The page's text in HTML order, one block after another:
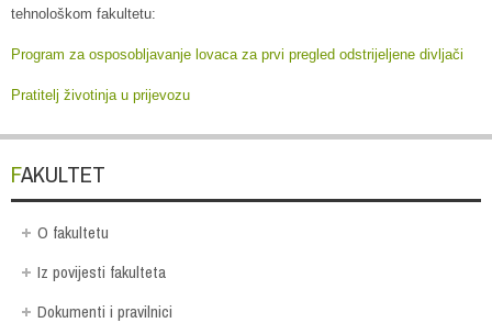
tehnološkom fakultetu:
Program za osposobljavanje lovaca za prvi pregled odstrijeljene divljači
Pratitelj životinja u prijevozu
FAKULTET
O fakultetu
Iz povijesti fakulteta
Dokumenti i pravilnici